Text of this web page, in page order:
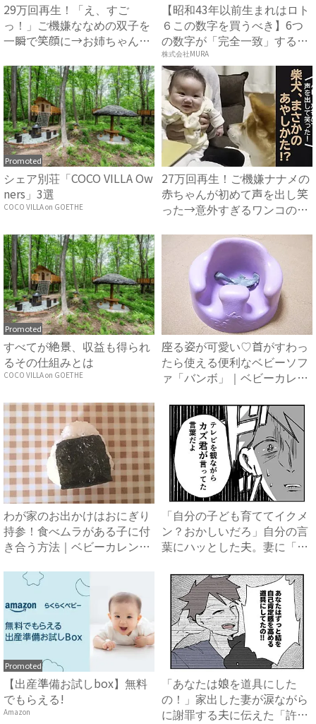
29万回再生！「え、すご
っ！」ご機嫌ななめの双子を
一瞬で笑顔に→お姉ちゃんの
【昭和43年以前生まれはロト
６この数字を買うべき】6つ
の数字が「完全一致」する
方...
株式会社MURA
Promoted
シェア別荘「COCO VILLA Ow
ners」3選
COCO VILLA on GOETHE
27万回再生！ご機嫌ナナメの
赤ちゃんが初めて声を出し笑
った→意外すぎるワンコの
Promoted
すべてが絶景、収益も得られ
るその仕組みとは
COCO VILLA on GOETHE
座る姿が可愛い♡首がすわっ
たら使える便利なベビーソフ
ァ「バンボ」｜ベビーカレン
わが家のお出かけはおにぎり
持参！食べムラがある子に付
き合う方法｜ベビーカレンダ
「自分の子ども育ててイクメ
ン？おかしいだろ」自分の言
葉にハッとした夫。妻に「違
Promoted
【出産準備お試しbox】無料
でもらえる!
Amazon
「あなたは娘を道具にした
の！」家出した妻が涙ながら
に謝罪する夫に伝えた「許せ